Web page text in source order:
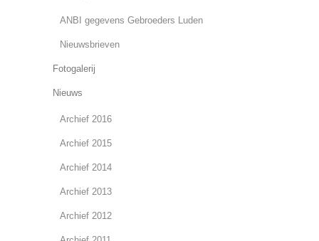
ANBI gegevens Gebroeders Luden
Nieuwsbrieven
Fotogalerij
Nieuws
Archief 2016
Archief 2015
Archief 2014
Archief 2013
Archief 2012